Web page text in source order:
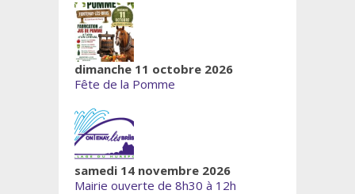
dimanche 11 octobre 2026
Fête de la Pomme
samedi 14 novembre 2026
Mairie ouverte de 8h30 à 12h